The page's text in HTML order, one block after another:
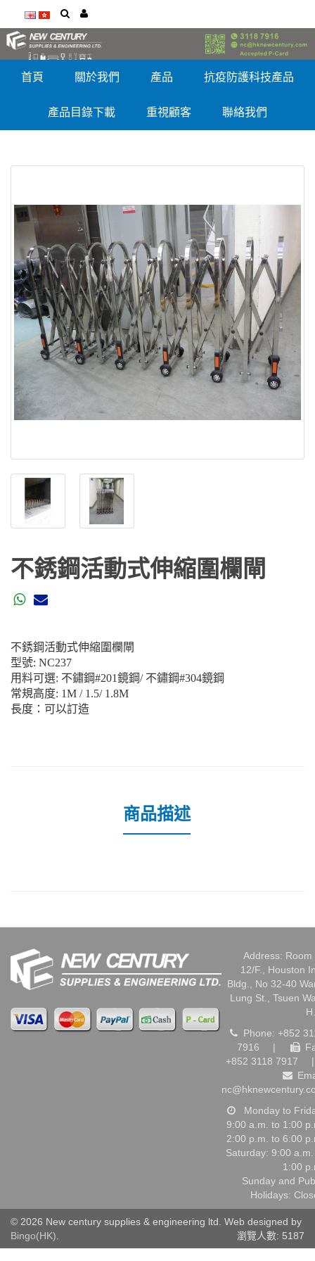
首頁 關於我們 產品 抗疫防護科技產品
產品目錄下載 重視顧客 聯絡我們
不銹鋼活動式伸縮圍欄閘
不銹鋼活動式伸縮圍欄閘
型號: NC237
用料可選: 不鏽鋼#201鏡鋼/ 不鏽鋼#304鏡鋼
常規高度: 1M / 1.5/ 1.8M
長度：可以訂造
商品描述
Address: Room
12/F., Houston
Bldg., No 32-40
Lung St., Tsuen
Phone: +852
7916
|
+852 3118 7917
|
Monday to
9:00 a.m. to 1:00
2:00 p.m. to 6:00
Saturday: 9:00
1:00
Sunday and
Holidays:
© 2026 New century supplies & engineering ltd. Web designed by
Bingo(HK). 瀏覽人數: 5187